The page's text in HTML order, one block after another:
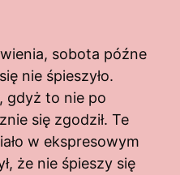
sobota późne
nie śpieszyło.
gdyż to nie po
się zgodził. Te
w ekspresowym
że nie śpieszy się